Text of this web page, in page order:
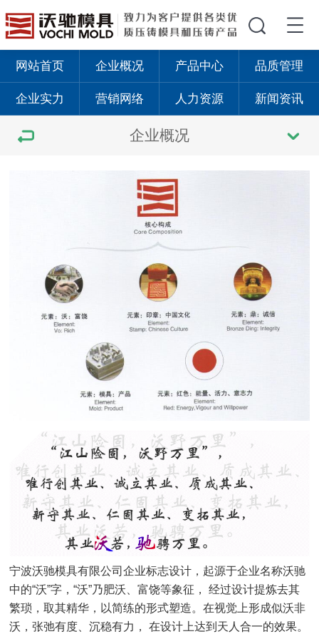
网站首页 企业概况 产品中心 品质管理
企业实力 营销网络 人力资源 新闻资讯
企业概况
宁波沃驰模具有限公司企业标志设计，起源于企业名称沃驰
中的“沃”字，“沃”乃肥沃、富饶等象征， 经过设计提炼去其
繁琐，取其精华，以简练的形式塑造。在视觉上形成似沃非
沃，张弛有度、沉稳有力， 在设计上达到天人合一的效果。